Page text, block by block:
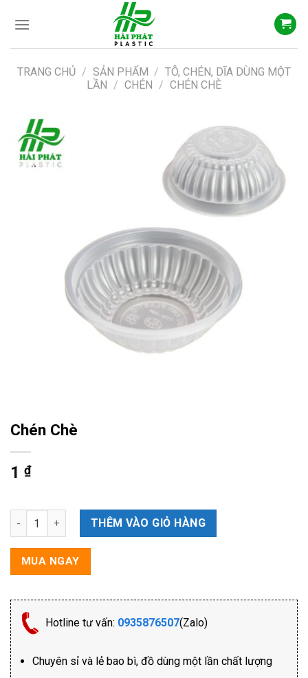
TRANG CHỦ / SẢN PHẨM / TÔ, CHÉN, DĨA DÙNG MỘT
LẦN / CHÉN / CHÉN CHÈ
Chén Chè
1 ₫
Chén Chè số lượngTHÊM VÀO GIỎ HÀNG
MUA NGAY
Hotline tư vấn: 0935876507(Zalo)
Chuyên sỉ và lẻ bao bì, đồ dùng một lần chất lượng